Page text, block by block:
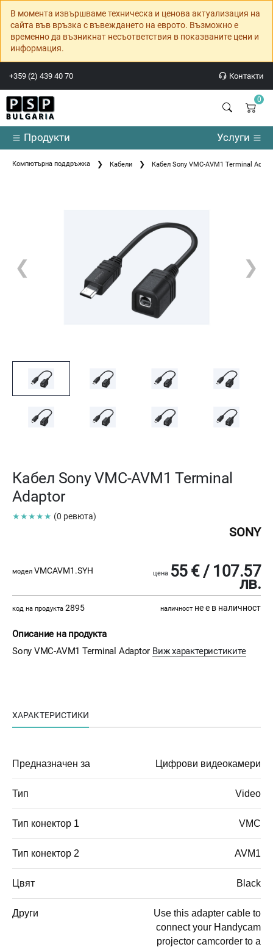
В момента извършваме техническа и ценова актуализация на
сайта във връзка с въвеждането на еврото. Възможно е
временно да възникнат несъответствия в показваните цени и
информация.
+359 (2) 439 40 70 Контакти
0
Продукти Услуги
Компютърна поддръжка Кабели Кабел Sony VMC-AVM1 Terminal
❮ ❯
Кабел Sony VMC-AVM1 Terminal
Adaptor
★★★★★ (0 ревюта)
SONY
модел VMCAVM1.SYH цена 55 € / 107.57
лв.
код на продукта 2895 наличност не е в наличност
Описание на продукта
Sony VMC-AVM1 Terminal Adaptor Виж характеристиките
ХАРАКТЕРИСТИКИ
Предназначен за Цифрови видеокамери
Тип Video
Тип конектор 1 VMC
Тип конектор 2 AVM1
Цвят Black
Други
Use this adapter cable to
connect your Handycam
projector camcorder to a